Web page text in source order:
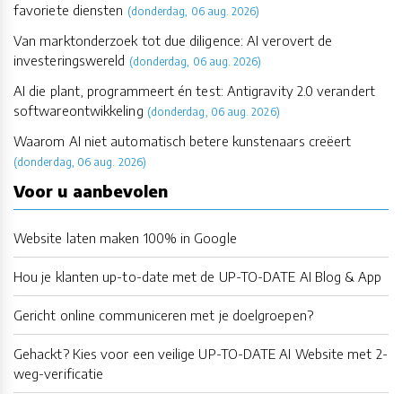
favoriete diensten (donderdag, 06 aug. 2026)
Van marktonderzoek tot due diligence: AI verovert de
investeringswereld (donderdag, 06 aug. 2026)
AI die plant, programmeert én test: Antigravity 2.0 verandert
softwareontwikkeling (donderdag, 06 aug. 2026)
Waarom AI niet automatisch betere kunstenaars creëert
(donderdag, 06 aug. 2026)
Voor u aanbevolen
Website laten maken 100% in Google
Hou je klanten up-to-date met de UP-TO-DATE AI Blog & App
Gericht online communiceren met je doelgroepen?
Gehackt? Kies voor een veilige UP-TO-DATE AI Website met 2-
weg-verificatie